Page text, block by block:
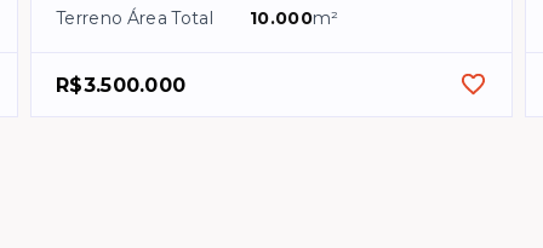
Terreno Área Total
10.000m²
R$3.500.000